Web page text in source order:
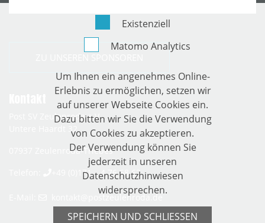
Post SV Zeulenroda e.V.
Untere Haardt 32
Zeulenroda-Triebes
+49 (0)171 – 4 76 68 62
kontakt­@­postzeulenroda­.­de
Existenziell
Matomo Analytics
Um Ihnen ein angenehmes Online-
Erlebnis zu ermöglichen, setzen wir
auf unserer Webseite Cookies ein.
Dazu bitten wir Sie die Verwendung
von Cookies zu akzeptieren.
Der Verwendung können Sie
jederzeit in unseren
Datenschutzhinwiesen
widersprechen.
SPEICHERN UND SCHLIESSEN